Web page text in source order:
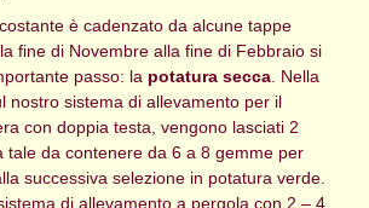
è cadenzato da alcune tappe
fine di Novembre alla fine di Febbraio si
passo: la potatura secca. Nella
nostro sistema di allevamento per il
con doppia testa, vengono lasciati 2
tale da contenere da 6 a 8 gemme per
successiva selezione in potatura verde.
di allevamento a pergola con 2 – 4